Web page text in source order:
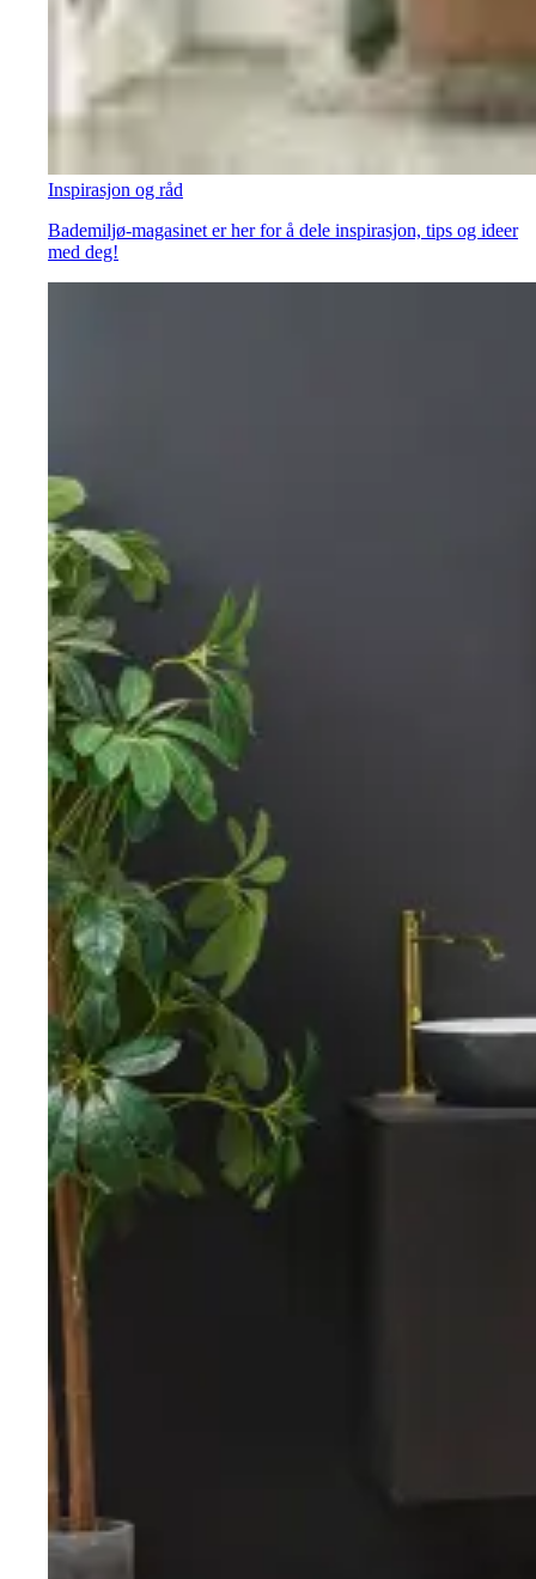
Inspirasjon og råd
Bademiljø-magasinet er her for å dele inspirasjon, tips og ideer
med deg!